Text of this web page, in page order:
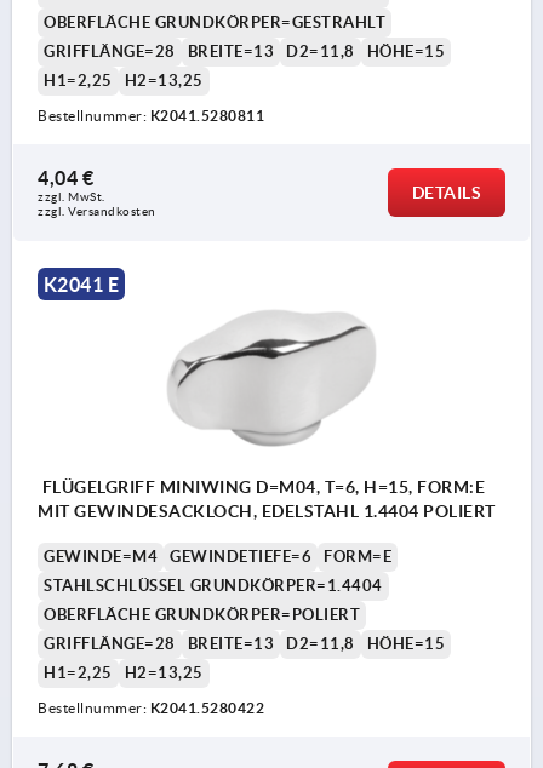
OBERFLÄCHE GRUNDKÖRPER=GESTRAHLT
GRIFFLÄNGE=28
BREITE=13 D2=11,8
HÖHE=15
H1=2,25
H2=13,25
Bestellnummer: K2041.5280811
4,04 €
zzgl. MwSt.
zzgl. Versandkosten
DETAILS
K2041 E
FLÜGELGRIFF MINIWING D=M04, T=6, H=15, FORM:E
MIT GEWINDESACKLOCH, EDELSTAHL 1.4404 POLIERT
GEWINDE=M4 GEWINDETIEFE=6
FORM=E
STAHLSCHLÜSSEL GRUNDKÖRPER=1.4404
OBERFLÄCHE GRUNDKÖRPER=POLIERT
GRIFFLÄNGE=28
BREITE=13 D2=11,8
HÖHE=15
H1=2,25
H2=13,25
Bestellnummer: K2041.5280422